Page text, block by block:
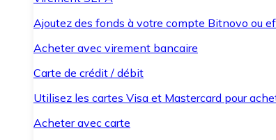
Ajoutez des fonds à votre compte Bitnovo ou
Acheter avec virement bancaire
Carte de crédit / débit
Utilisez les cartes Visa et Mastercard pour
Acheter avec carte